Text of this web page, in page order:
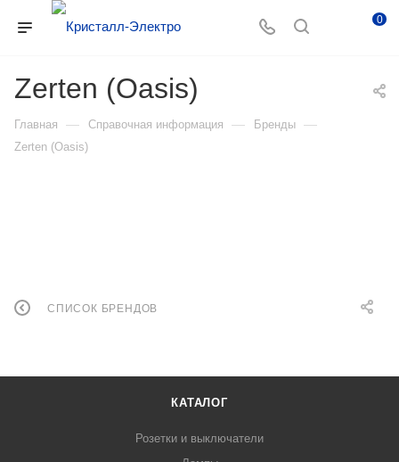
0
Zerten (Oasis)
Главная — Справочная информация — Бренды —
Zerten (Oasis)
СПИСОК БРЕНДОВ
КАТАЛОГ
Розетки и выключатели